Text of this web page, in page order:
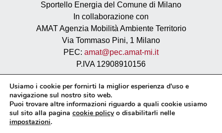
Sportello Energia del Comune di Milano
In collaborazione con
AMAT Agenzia Mobilità Ambiente Territorio
Via Tommaso Pini, 1 Milano
PEC: amat@pec.amat-mi.it
P.IVA 12908910156
Privacy
Cookie policy
Sito istituzionale AMAT
Usiamo i cookie per fornirti la miglior esperienza d'uso e
navigazione sul nostro sito web.
Puoi trovare altre informazioni riguardo a quali cookie usiamo
sul sito alla pagina cookie policyo disabilitarli nelle
impostazioni.